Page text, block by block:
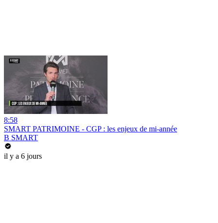
8:58
SMART PATRIMOINE - CGP : les enjeux de mi-année
B SMART
il y a 6 jours